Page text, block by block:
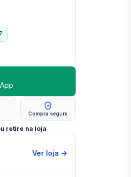
Compra segura
retire na loja
Ver loja →